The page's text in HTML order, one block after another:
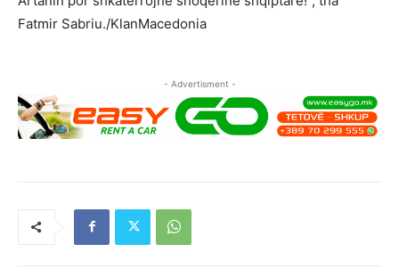
Fatmir Sabriu./KlanMacedonia
- Advertisment -